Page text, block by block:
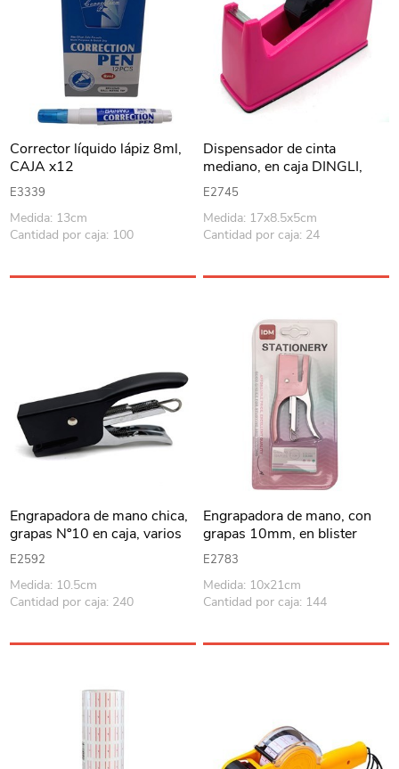
Corrector líquido lápiz 8ml,
CAJA x12
E3339
Medida: 13cm
Cantidad por caja: 100
Dispensador de cinta
mediano, en caja DINGLI,
varios colores
E2745
Medida: 17x8.5x5cm
Cantidad por caja: 24
Engrapadora de mano chica,
grapas Nº10 en caja, varios
colores
E2592
Medida: 10.5cm
Cantidad por caja: 240
Engrapadora de mano, con
grapas 10mm, en blister
varios colores
E2783
Medida: 10x21cm
Cantidad por caja: 144